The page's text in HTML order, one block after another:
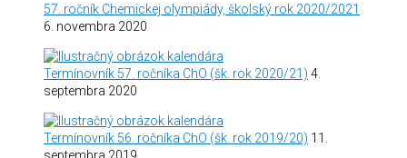
57. ročník Chemickej olympiády, školský rok 2020/2021
6. novembra 2020
Termínovník 57. ročníka ChO (šk. rok 2020/21) 4.
septembra 2020
Termínovník 56. ročníka ChO (šk. rok 2019/20) 11.
septembra 2019